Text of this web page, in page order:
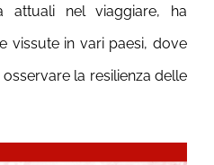
attuali nel viaggiare, ha
vissute in vari paesi, dove
la resilienza delle